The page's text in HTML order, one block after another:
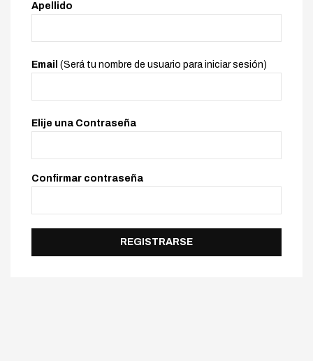
Apellido
Email (Será tu nombre de usuario para iniciar sesión)
Elije una Contraseña
Confirmar contraseña
REGISTRARSE